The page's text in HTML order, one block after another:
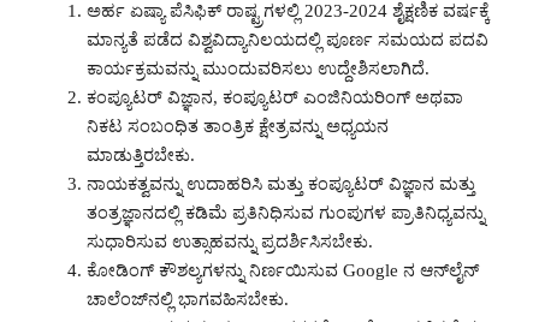
ಅರ್ಹ ಏಷ್ಯಾ ಪೆಸಿಫಿಕ್ ರಾಷ್ಟ್ರಗಳಲ್ಲಿ 2023-2024 ಶೈಕ್ಷಣಿಕ ವರ್ಷಕ್ಕೆ
ಮಾನ್ಯತೆ ಪಡೆದ ವಿಶ್ವವಿದ್ಯಾನಿಲಯದಲ್ಲಿ ಪೂರ್ಣ ಸಮಯದ ಪದವಿ
ಕಾರ್ಯಕ್ರಮವನ್ನು ಮುಂದುವರಿಸಲು ಉದ್ದೇಶಿಸಲಾಗಿದೆ.
ಕಂಪ್ಯೂಟರ್ ವಿಜ್ಞಾನ, ಕಂಪ್ಯೂಟರ್ ಎಂಜಿನಿಯರಿಂಗ್ ಅಥವಾ
ನಿಕಟ ಸಂಬಂಧಿತ ತಾಂತ್ರಿಕ ಕ್ಷೇತ್ರವನ್ನು ಅಧ್ಯಯನ
ಮಾಡುತ್ತಿರಬೇಕು.
ನಾಯಕತ್ವವನ್ನು ಉದಾಹರಿಸಿ ಮತ್ತು ಕಂಪ್ಯೂಟರ್ ವಿಜ್ಞಾನ ಮತ್ತು
ತಂತ್ರಜ್ಞಾನದಲ್ಲಿ ಕಡಿಮೆ ಪ್ರತಿನಿಧಿಸುವ ಗುಂಪುಗಳ ಪ್ರಾತಿನಿಧ್ಯವನ್ನು
ಸುಧಾರಿಸುವ ಉತ್ಸಾಹವನ್ನು ಪ್ರದರ್ಶಿಸಿಸಬೇಕು.
ಕೋಡಿಂಗ್ ಕೌಶಲ್ಯಗಳನ್ನು ನಿರ್ಣಯಿಸುವ Google ನ ಆನ್‌ಲೈನ್
ಚಾಲೆಂಜ್‌ನಲ್ಲಿ ಭಾಗವಹಿಸಬೇಕು.